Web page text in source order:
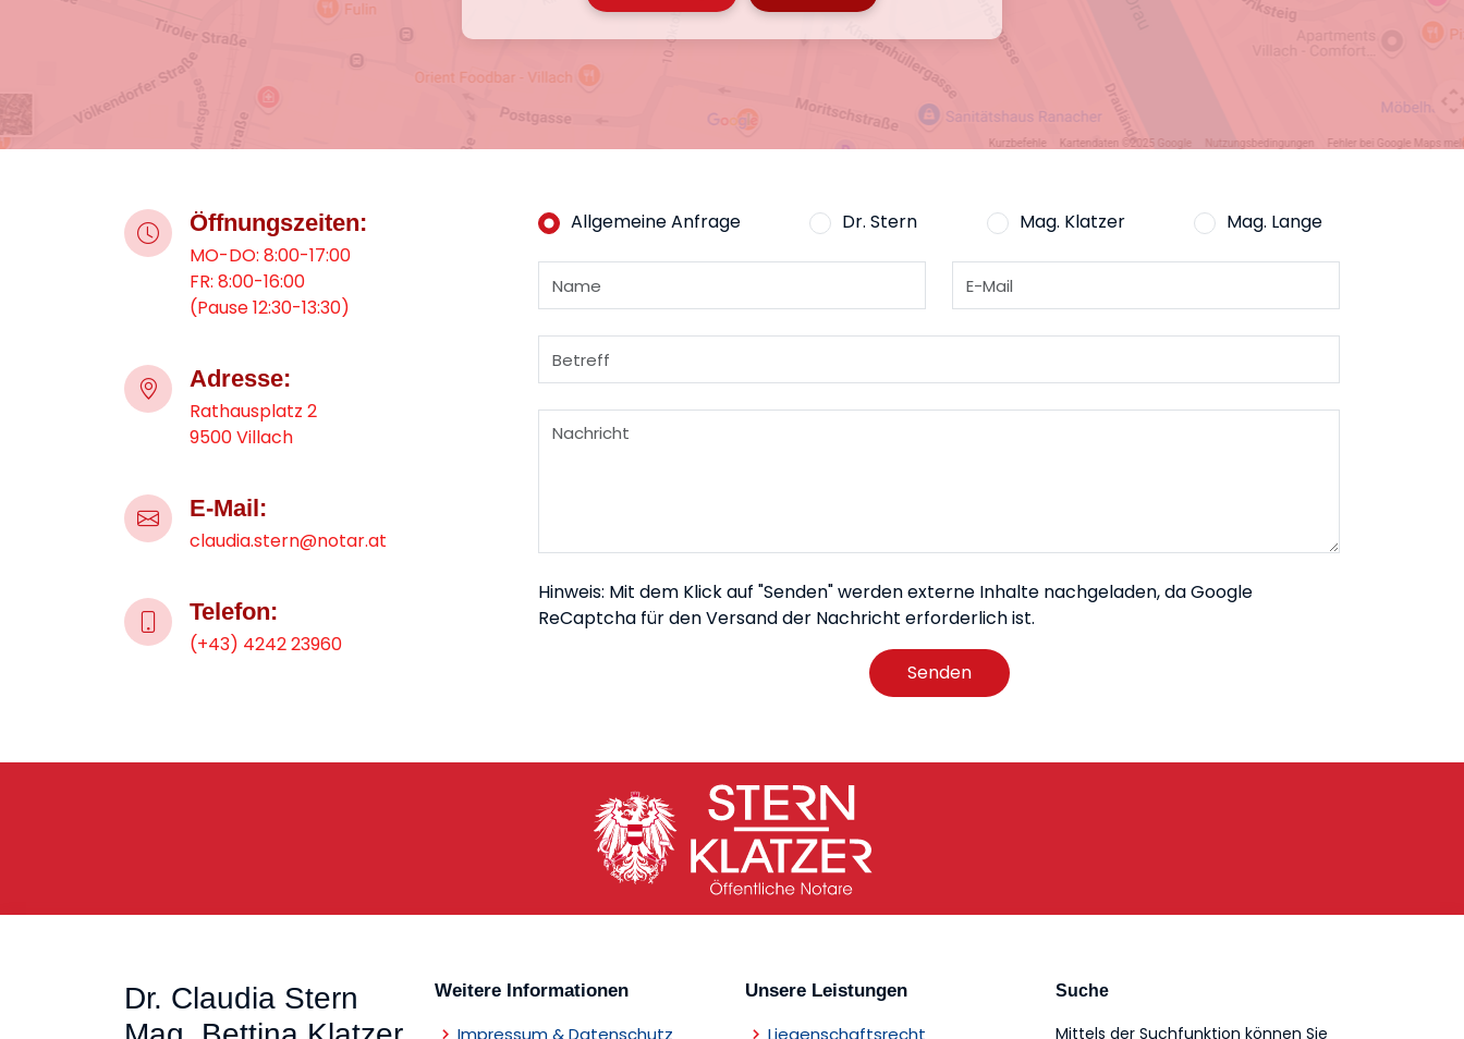
Öffnungszeiten:
MO-DO: 8:00-17:00
FR: 8:00-16:00
(Pause 12:30-13:30)
Adresse:
Rathausplatz 2
9500 Villach
E-Mail:
claudia.stern@notar.at
Telefon:
(+43) 4242 23960
Allgemeine Anfrage Dr. Stern Mag. Klatzer Mag. Lange
Hinweis: Mit dem Klick auf "Senden" werden externe Inhalte nachgeladen, da Google
ReCaptcha für den Versand der Nachricht erforderlich ist.
Senden
Dr. Claudia Stern
Weitere Informationen
Impressum & Datenschutz
Unsere Leistungen
Liegenschaftsrecht
Suche
Mittels der Suchfunktion können Sie